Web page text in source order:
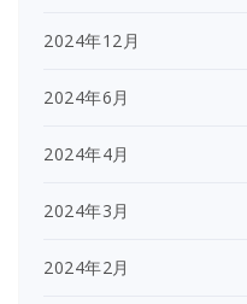
2024年12月
2024年6月
2024年4月
2024年3月
2024年2月